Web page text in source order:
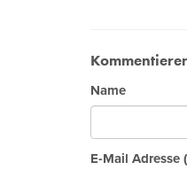
Name
E-Mail Adresse